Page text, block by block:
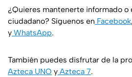
¿Quieres mantenerte informado
ciudadano? Síguenos en Facebook,
y WhatsApp.
También puedes disfrutar de la
Azteca UNO y Azteca 7.